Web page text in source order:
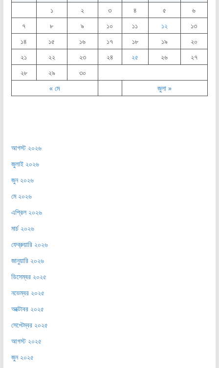
« মে জুলা »
১ ২ ৩ ৪ ৫
৬
৭
৮ ৯ ১০ ১১ ১২
১৩
১৪
১৫ ১৬ ১৭ ১৮ ১৯
২০
২১
২২ ২৩ ২৪ ২৫ ২৬
২৭
২৮
২৯ ৩০
আগস্ট ২০২৬
জুলাই ২০২৬
জুন ২০২৬
মে ২০২৬
এপ্রিল ২০২৬
মার্চ ২০২৬
ফেব্রুয়ারি ২০২৬
জানুয়ারি ২০২৬
ডিসেম্বর ২০২৫
নভেম্বর ২০২৫
অক্টোবর ২০২৫
সেপ্টেম্বর ২০২৫
আগস্ট ২০২৫
জুন ২০২৫